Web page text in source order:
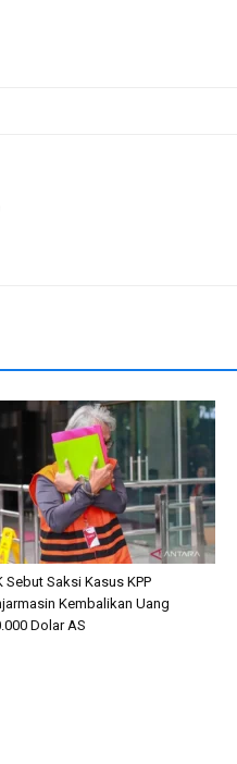
Sebut Saksi Kasus KPP
Kembalikan Uang
Dolar AS